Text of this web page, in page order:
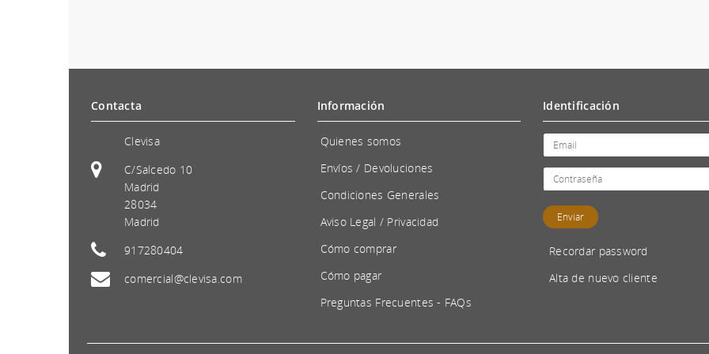
Contacta
Clevisa
C/Salcedo 10
Madrid
28034
Madrid
917280404
comercial@clevisa.com
Información
Quienes somos
Envíos / Devoluciones
Condiciones Generales
Aviso Legal / Privacidad
Cómo comprar
Cómo pagar
Preguntas Frecuentes - FAQs
Identificación
Recordar password
Alta de nuevo cliente